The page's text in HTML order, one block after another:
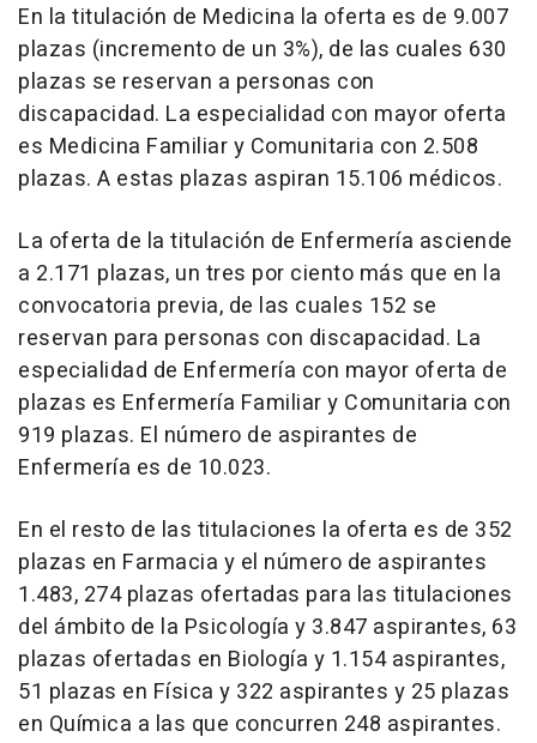
En la titulación de Medicina la oferta es de 9.007
plazas (incremento de un 3%), de las cuales 630
plazas se reservan a personas con
discapacidad. La especialidad con mayor oferta
es Medicina Familiar y Comunitaria con 2.508
plazas. A estas plazas aspiran 15.106 médicos.
La oferta de la titulación de Enfermería asciende
a 2.171 plazas, un tres por ciento más que en la
convocatoria previa, de las cuales 152 se
reservan para personas con discapacidad. La
especialidad de Enfermería con mayor oferta de
plazas es Enfermería Familiar y Comunitaria con
919 plazas. El número de aspirantes de
Enfermería es de 10.023.
En el resto de las titulaciones la oferta es de 352
plazas en Farmacia y el número de aspirantes
1.483, 274 plazas ofertadas para las titulaciones
del ámbito de la Psicología y 3.847 aspirantes, 63
plazas ofertadas en Biología y 1.154 aspirantes,
51 plazas en Física y 322 aspirantes y 25 plazas
en Química a las que concurren 248 aspirantes.